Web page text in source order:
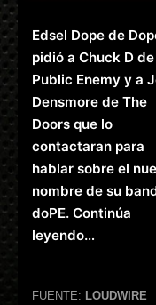
Edsel Dope de
pidió a Chuck D de
Public Enemy y a
Densmore de The
Doors que lo
contactaran para
hablar sobre el
nombre de su
doPE. Continúa
leyendo…
FUENTE: LOUDWIRE